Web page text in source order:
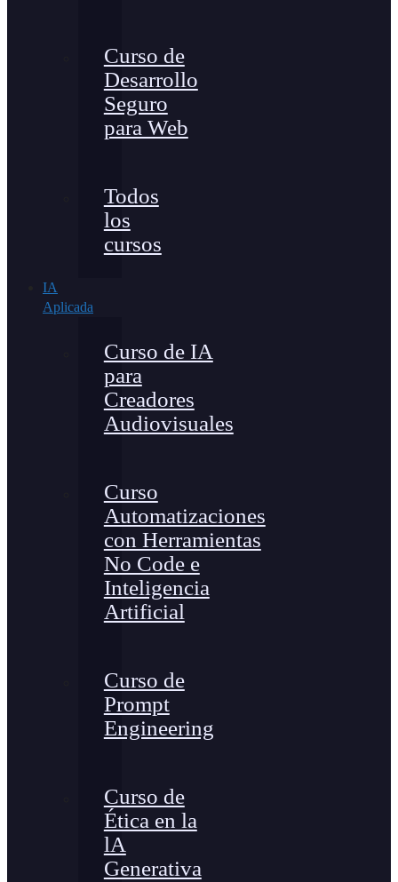
Curso de
Desarrollo
Seguro
para Web
Todos
los
cursos
IA
Aplicada
Curso de IA
para
Creadores
Audiovisuales
Curso
Automatizaciones
con Herramientas
No Code e
Inteligencia
Artificial
Curso de
Prompt
Engineering
Curso de
Ética en la
lA
Generativa